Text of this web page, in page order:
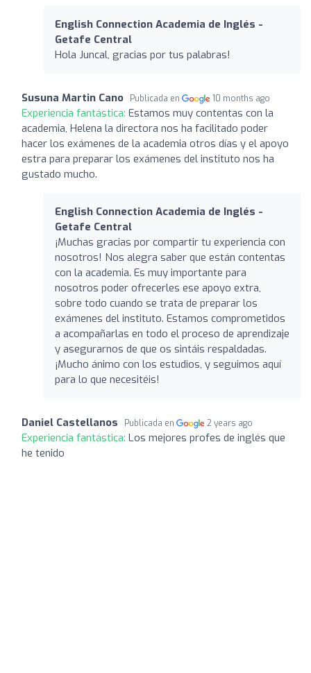
English Connection Academia de Inglés -
Getafe Central
Hola Juncal, gracias por tus palabras!
Susuna Martin Cano Publicada en 10 months ago
Experiencia fantástica: Estamos muy contentas con la
academia, Helena la directora nos ha facilitado poder
hacer los exámenes de la academia otros días y el apoyo
estra para preparar los exámenes del instituto nos ha
gustado mucho.
English Connection Academia de Inglés -
Getafe Central
¡Muchas gracias por compartir tu experiencia con
nosotros! Nos alegra saber que están contentas
con la academia. Es muy importante para
nosotros poder ofrecerles ese apoyo extra,
sobre todo cuando se trata de preparar los
exámenes del instituto. Estamos comprometidos
a acompañarlas en todo el proceso de aprendizaje
y asegurarnos de que os sintáis respaldadas.
¡Mucho ánimo con los estudios, y seguimos aquí
para lo que necesitéis!
Daniel Castellanos Publicada en 2 years ago
Experiencia fantástica: Los mejores profes de inglés que
he tenido